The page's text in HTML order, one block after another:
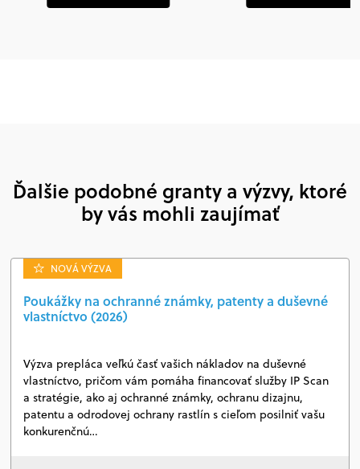
Ďalšie podobné granty a výzvy, ktoré
by vás mohli zaujímať
NOVÁ VÝZVA
Poukážky na ochranné známky, patenty a duševné
vlastníctvo (2026)
Výzva prepláca veľkú časť vašich nákladov na duševné
vlastníctvo, pričom vám pomáha financovať služby IP Scan
a stratégie, ako aj ochranné známky, ochranu dizajnu,
patentu a odrodovej ochrany rastlín s cieľom posilniť vašu
konkurenčnú…